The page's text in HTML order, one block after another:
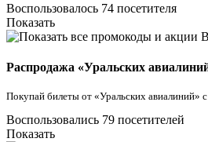
Воспользовалось 74 посетителя
Показать
Распродажа «Уральских
Покупай билеты от «Уральских авиалиний»
Воспользовались 79 посетителей
Показать